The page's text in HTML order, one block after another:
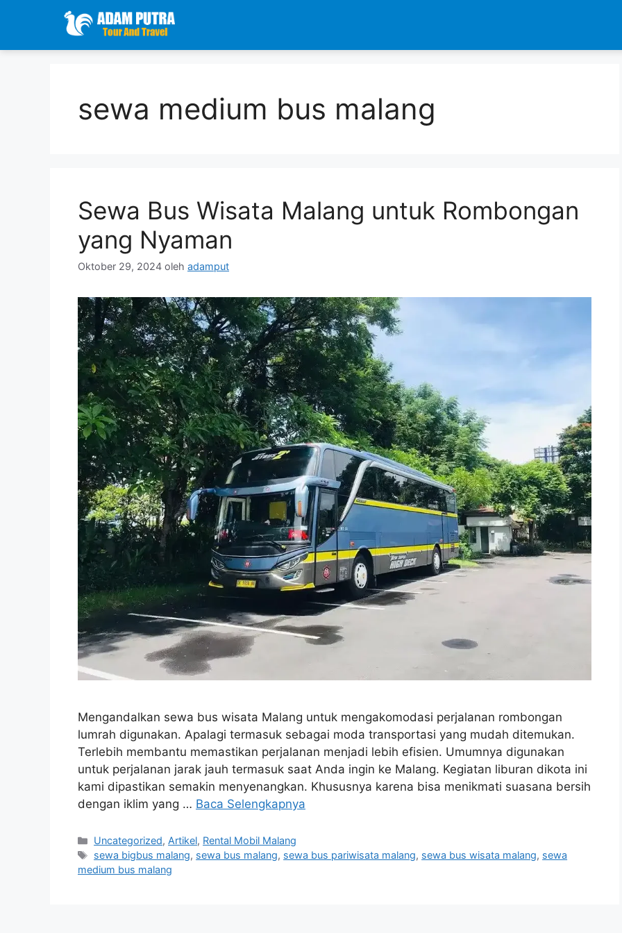
sewa medium bus malang
Sewa Bus Wisata Malang untuk Rombongan
yang Nyaman
Oktober 29, 2024 oleh adamput
Mengandalkan sewa bus wisata Malang untuk mengakomodasi perjalanan rombongan
lumrah digunakan. Apalagi termasuk sebagai moda transportasi yang mudah ditemukan.
Terlebih membantu memastikan perjalanan menjadi lebih efisien. Umumnya digunakan
untuk perjalanan jarak jauh termasuk saat Anda ingin ke Malang. Kegiatan liburan dikota ini
kami dipastikan semakin menyenangkan. Khususnya karena bisa menikmati suasana bersih
dengan iklim yang … Baca Selengkapnya
Kategori
Uncategorized, Artikel, Rental Mobil Malang
Tag
sewa bigbus malang, sewa bus malang, sewa bus pariwisata malang, sewa bus wisata malang, sewa
medium bus malang